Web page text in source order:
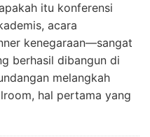
itu konferensi
acara
kenegaraan—sangat
berhasil dibangun di
melangkah
hal pertama yang